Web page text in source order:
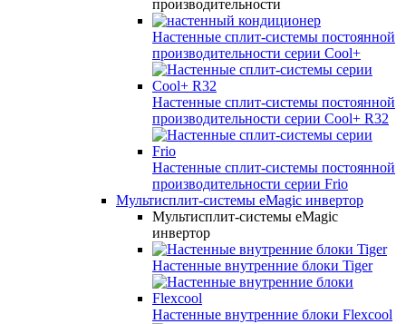
производительности
Настенные сплит-системы постоянной
производительности серии Cool+
Настенные сплит-системы постоянной
производительности серии Cool+ R32
Настенные сплит-системы постоянной
производительности серии Frio
Мультисплит-системы eMagic инвертор
Мультисплит-системы eMagic
инвертор
Настенные внутренние блоки Tiger
Настенные внутренние блоки Flexcool